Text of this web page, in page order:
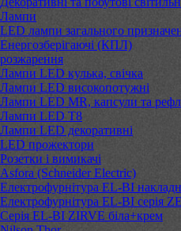
Лампи
LED лампи загального
Енергозберігаючі (КПЛ)
розжарення
Лампи LED кулька, свічка
Лампи LED високопотужні
Лампи LED MR, капсули та
Лампи LED Т8
Лампи LED декоративні
LED прожектори
Розетки і вимикачі
Asfora (Schneider Electric)
Електрофурнітура EL-BI
Електрофурнітура EL-BI серія
Серія EL-BI ZIRVE біла+крем